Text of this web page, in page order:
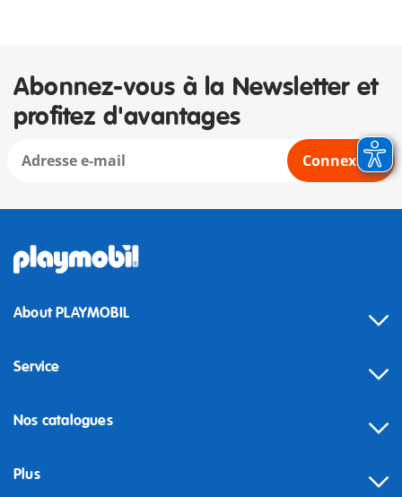
Abonnez-vous à la Newsletter et
profitez d'avantages
Connexion
About PLAYMOBIL
Service
Nos catalogues
Plus